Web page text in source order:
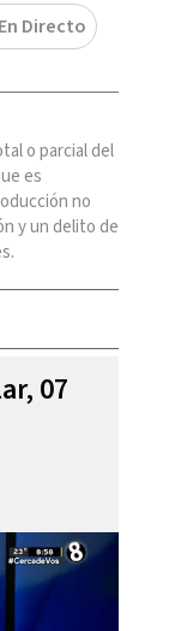
Directo
o parcial del
es
no
y un delito de
07